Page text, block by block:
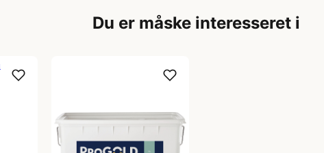
Du er måske interesseret i